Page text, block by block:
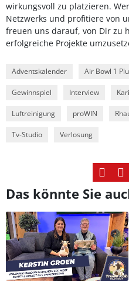
wirkungsvoll zu platzieren.
Netzwerks und profitiere von
freuen uns darauf, von Dir zu
erfolgreiche Projekte
Adventskalender Air Bowl 1
Gewinnspiel Interview
Luftreinigung proWIN
Tv-Studio Verlosung
Das könnte Sie